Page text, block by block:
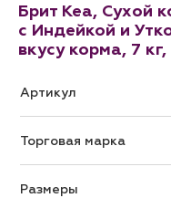
Брит Кеа, Сухой
с Индейкой и
вкусу корма, 7
Артикул
Торговая марка
Размеры